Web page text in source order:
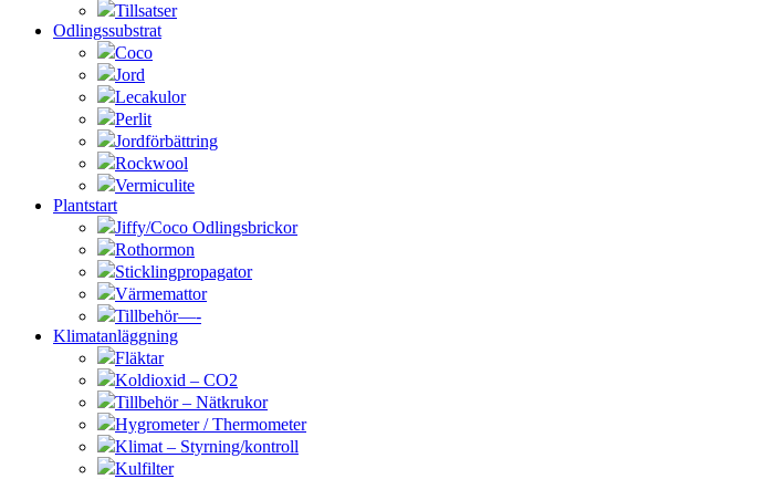
Tillsatser
Odlingssubstrat
Coco
Jord
Lecakulor
Perlit
Jordförbättring
Rockwool
Vermiculite
Plantstart
Jiffy/Coco Odlingsbrickor
Rothormon
Sticklingpropagator
Värmemattor
Tillbehör—-
Klimatanläggning
Fläktar
Koldioxid – CO2
Tillbehör – Nätkrukor
Hygrometer / Thermometer
Klimat – Styrning/kontroll
Kulfilter